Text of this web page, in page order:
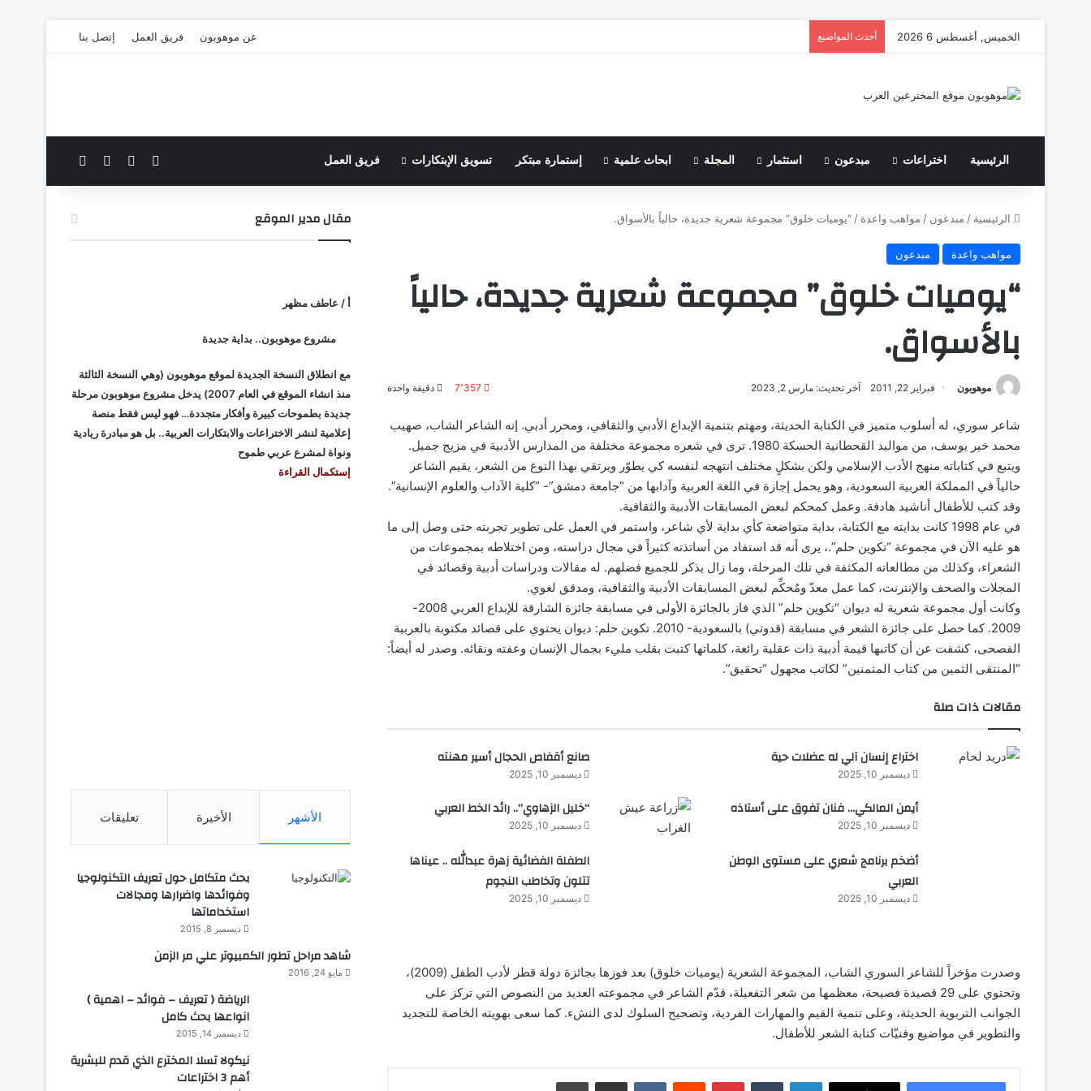
الخميس, أغسطس 6 2026 أحدث المواضيع عن موهوبون فريق العمل إتصل بنا
الرئيسية اختراعات مبدعون استثمار المجلة ابحاث علمية إستمارة مبتكر تسويق الإبتكارات فريق العمل فيسبوك الوضع المظلم
الرئيسية / مبدعون / مواهب واعدة / “يوميات خلوق” مجموعة شعرية جديدة، حالياً بالأسواق.
مواهب واعدة مبدعون
“يوميات خلوق” مجموعة شعرية جديدة، حالياً
بالأسواق.
موهوبون فبراير 22, 2011 آخر تحديث: مارس 2, 2023 7٬357 دقيقة واحدة
شاعر سوري، له أسلوب متميز في الكتابة الحديثة، ومهتم بتنمية الإبداع الأدبي والثقافي، ومحرر أدبي. إنه الشاعر الشاب، صهيب
محمد خير يوسف، من مواليد القحطانية الحسكة 1980. ترى في شعره مجموعة مختلفة من المدارس الأدبية في مزيج جميل.
ويتبع في كتاباته منهج الأدب الإسلامي ولكن بشكلٍ مختلف انتهجه لنفسه كي يطوّر ويرتقي بهذا النوع من الشعر، يقيم الشاعر
حالياً في المملكة العربية السعودية، وهو يحمل إجازة في اللغة العربية وآدابها من “جامعة دمشق”- “كلية الآداب والعلوم الإنسانية”.
وقد كتب للأطفال أناشيد هادفة. وعمل كمحكم لبعض المسابقات الأدبية والثقافية.
في عام 1998 كانت بدايته مع الكتابة، بداية متواضعة كأي بداية لأي شاعر، واستمر في العمل على تطوير تجربته حتى وصل إلى ما
هو عليه الآن في مجموعة “تكوين حلم”.، يرى أنه قد استفاد من أساتذته كثيراً في مجال دراسته، ومن اختلاطه بمجموعات من
الشعراء، وكذلك من مطالعاته المكثفة في تلك المرحلة، وما زال يذكر للجميع فضلهم. له مقالات ودراسات أدبية وقصائد في
المجلات والصحف والإنترنت، كما عمل معدّ ومُحكِّم لبعض المسابقات الأدبية والثقافية، ومدقق لغوي.
وكانت أول مجموعة شعرية له ديوان “تكوين حلم” الذي فاز بالجائزة الأولى في مسابقة جائزة الشارقة للإبداع العربي 2008-
2009. كما حصل على جائزة الشعر في مسابقة (قدوتي) بالسعودية- 2010. تكوين حلم: ديوان يحتوي على قصائد مكتوبة بالعربية
الفصحى، كشفت عن أن كاتبها قيمة أدبية ذات عقلية رائعة، كلماتها كتبت بقلب مليء بجمال الإنسان وعفته ونقائه. وصدر له أيضاً:
“المنتقى الثمين من كتاب المتمنين” لكاتب مجهول “تحقيق”.
مقالات ذات صلة
اختراع إنسان آلي له عضلات حية
ديسمبر 10, 2025
صانع أقفاص الحجال أسير مهنته
ديسمبر 10, 2025
أيمن المالكي… فنان تفوق على أستاذه
ديسمبر 10, 2025
“خليل الزهاوي”.. رائد الخط العربي
ديسمبر 10, 2025
أضخم برنامج شعري على مستوى الوطن
العربي
ديسمبر 10, 2025
الطفلة الفضائية زهرة عبدالله .. عيناها
تتلون وتخاطب النجوم
ديسمبر 10, 2025
وصدرت مؤخراً للشاعر السوري الشاب، المجموعة الشعرية (يوميات خلوق) بعد فوزها بجائزة دولة قطر لأدب الطفل (2009)،
وتحتوي على 29 قصيدة فصيحة، معظمها من شعر التفعيلة، قدّم الشاعر في مجموعته العديد من النصوص التي تركز على
الجوانب التربوية الحديثة، وعلى تنمية القيم والمهارات الفردية، وتصحيح السلوك لدى النشء. كما سعى بهويته الخاصة للتجديد
والتطوير في مواضيع وفنيّات كتابة الشعر للأطفال.
لينكدإن بينتيريست
مقال مدير الموقع
أ / عاطف مظهر
مشروع موهوبون.. بداية جديدة
مع انطلاق النسخة الجديدة لموقع موهوبون (وهي النسخة الثالثة
منذ انشاء الموقع في العام 2007) يدخل مشروع موهوبون مرحلة
جديدة بطموحات كبيرة وأفكار متجددة… فهو ليس فقط منصة
إعلامية لنشر الاختراعات والابتكارات العربية.. بل هو مبادرة ريادية
ونواة لمشرع عربي طموح
إستكمال القراءة
الأشهر الأخيرة تعليقات
بحث متكامل حول تعريف التكنولوجيا
وفوائدها واضرارها ومجالات
استخداماتها
ديسمبر 8, 2015
شاهد مراحل تطور الكمبيوتر علي مر الزمن
مايو 24, 2016
الرياضة ( تعريف – فوائد – اهمية )
انواعها بحث كامل
ديسمبر 14, 2015
نيكولا تسلا المخترع الذي قدم للبشرية
أهم 3 اختراعات